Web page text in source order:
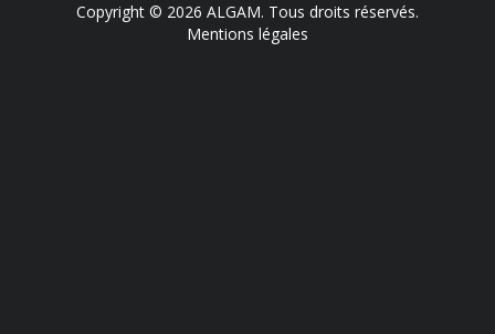
Copyright © 2026 ALGAM. Tous droits réservés.
Mentions légales